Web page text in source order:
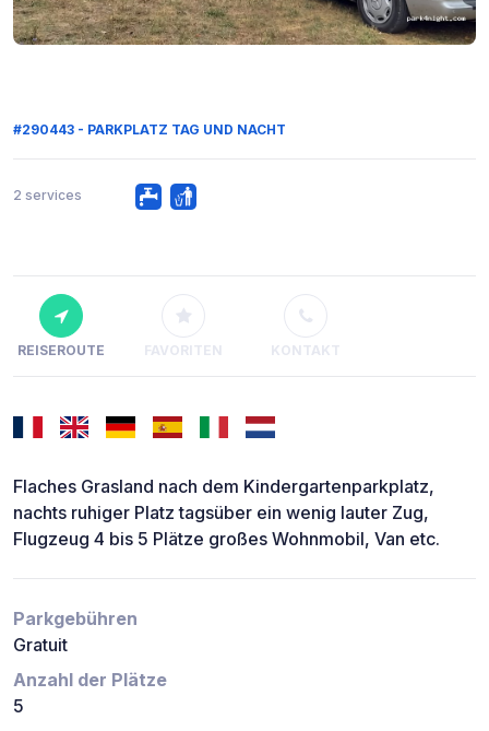
#290443 - PARKPLATZ TAG UND NACHT
2 services
REISEROUTE FAVORITEN KONTAKT
Flaches Grasland nach dem Kindergartenparkplatz,
nachts ruhiger Platz tagsüber ein wenig lauter Zug,
Flugzeug 4 bis 5 Plätze großes Wohnmobil, Van etc.
Parkgebühren
Gratuit
Anzahl der Plätze
5